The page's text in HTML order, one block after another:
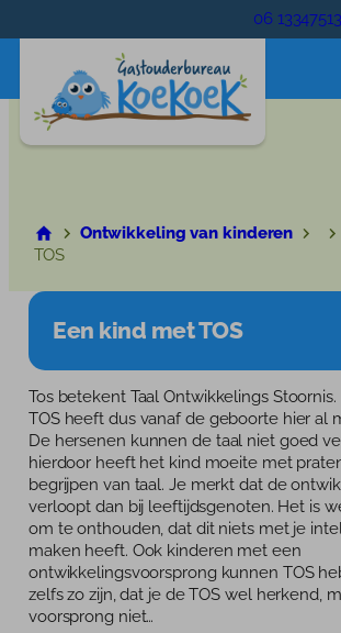
naar
06 13347513
Ik zoek een gastouder
Wie zijn wij
Wie zijn wij
Trainingen
Tarieven
Blog
Contact
Inloggen
Ontwikkeling van kinderen
TOS
Een kind met TOS
Tos betekent Taal Ontwikkelings
TOS heeft dus vanaf de geboorte hier al
De hersenen kunnen de taal niet goed
hierdoor heeft het kind moeite met
begrijpen van taal. Je merkt dat de
verloopt dan bij leeftijdsgenoten. Het is
om te onthouden, dat dit niets met je
maken heeft. Ook kinderen met een
ontwikkelingsvoorsprong kunnen TOS
zelfs zo zijn, dat je de TOS wel herkend,
voorsprong niet…